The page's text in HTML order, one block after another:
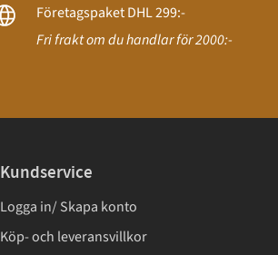
Företagspaket DHL 299:-
Fri frakt om du handlar för 2000:-
Kundservice
Logga in/ Skapa konto
Köp- och leveransvillkor